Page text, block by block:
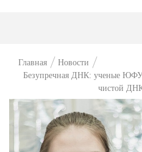
Главная
Новости
Безупречная ДНК: ученые
чистой